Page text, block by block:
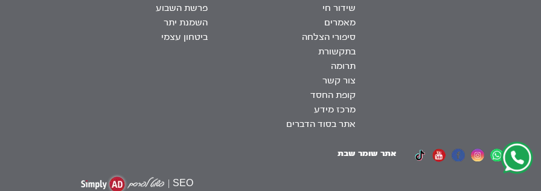
שידור חי
מאמרים
סיפורי הצלחה
בתקשורת
תרומה
צור קשר
קופת החסד
מרכז מידע
אתר בסוד הדברים
פרשת השבוע
השמנת יתר
ביטחון עצמי
אתר שומר שבת
SEO